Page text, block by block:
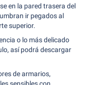
en la pared trasera del
ir pegados al
superior.
o lo más delicado
así podrá descargar
de armarios,